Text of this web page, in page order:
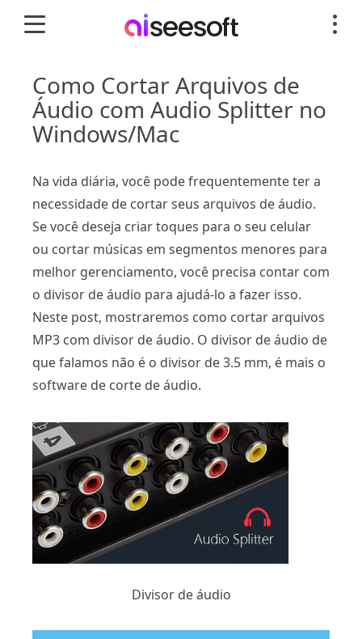
Como Cortar Arquivos de
Áudio com Audio Splitter no
Windows/Mac
Na vida diária, você pode frequentemente ter a
necessidade de cortar seus arquivos de áudio.
Se você deseja criar toques para o seu celular
ou cortar músicas em segmentos menores para
melhor gerenciamento, você precisa contar com
o divisor de áudio para ajudá-lo a fazer isso.
Neste post, mostraremos como cortar arquivos
MP3 com divisor de áudio. O divisor de áudio de
que falamos não é o divisor de 3.5 mm, é mais o
software de corte de áudio.
Divisor de áudio